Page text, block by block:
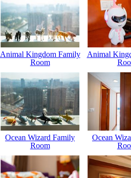
Animal Kingdom Family
Room
Animal
Ocean Wizard Family
Room
Ocean